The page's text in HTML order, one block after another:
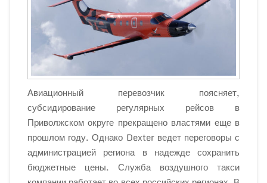
Авиационный перевозчик поясняет,
субсидирование регулярных рейсов в
Приволжском округе прекращено властями еще в
прошлом году. Однако Dexter ведет переговоры с
администрацией региона в надежде сохранить
бюджетные цены. Служба воздушного такси